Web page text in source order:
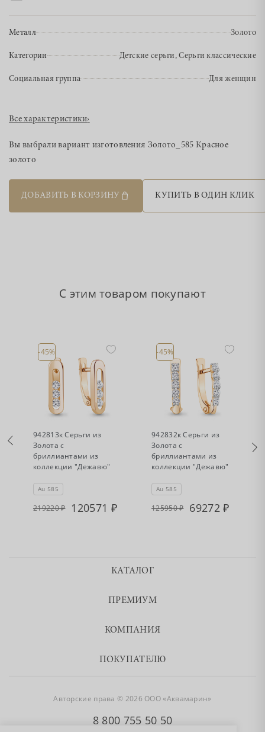
Металл Золото
Категории Детские серьги, Серьги классические
Социальная группа Для женщин
Все характеристики›
Вы выбрали вариант изготовления Золото_585 Красное
золото
ДОБАВИТЬ В КОРЗИНУ КУПИТЬ В ОДИН КЛИК
С этим товаром покупают
-45%
942813к Серьги из
Золота с
бриллиантами из
коллекции "Дежавю"
Au 585
219220 120571
-45%
942832к Серьги из
Золота с
бриллиантами из
коллекции "Дежавю"
Au 585
125950 69272
КАТАЛОГ
ПРЕМИУМ
КОМПАНИЯ
ПОКУПАТЕЛЮ
Авторские права © 2026 ООО «Аквамарин»
8 800 755 50 50